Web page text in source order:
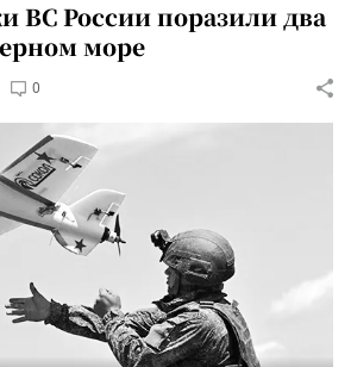
ВС России поразили два
море
0